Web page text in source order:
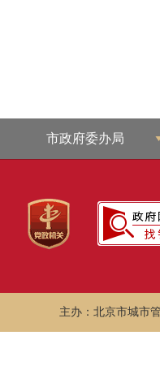
市政府委办局
主办：北京市城市